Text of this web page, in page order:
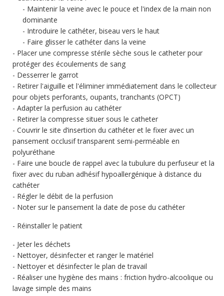
Maintenir la veine avec le pouce et l'index de la main non
dominante
Introduire le cathéter, biseau vers le haut
Faire glisser le cathéter dans la veine
Placer une compresse stérile sèche sous le catheter pour
protéger des écoulements de sang
Desserrer le garrot
Retirer l'aiguille et l'éliminer immédiatement dans le collecteur
pour objets perforants, oupants, tranchants (OPCT)
Adapter la perfusion au cathéter
Retirer la compresse situer sous le catheter
Couvrir le site d’insertion du cathéter et le fixer avec un
pansement occlusif transparent semi-perméable en
polyuréthane
Faire une boucle de rappel avec la tubulure du perfuseur et la
fixer avec du ruban adhésif hypoallergénique à distance du
cathéter
Régler le débit de la perfusion
Noter sur le pansement la date de pose du cathéter
Réinstaller le patient
Jeter les déchets
Nettoyer, désinfecter et ranger le matériel
Nettoyer et désinfecter le plan de travail
Réaliser une hygiène des mains : friction hydro-alcoolique ou
lavage simple des mains